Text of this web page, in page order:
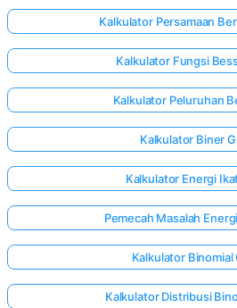
Ada
Ajukan
Anda
Kalkulator Persamaan
Kalkulator Fungsi
Kalkulator Peluruhan
Kalkulator Biner
Kalkulator Energi
Pemecah Masalah
Kalkulator Binomial
Kalkulator Distribusi